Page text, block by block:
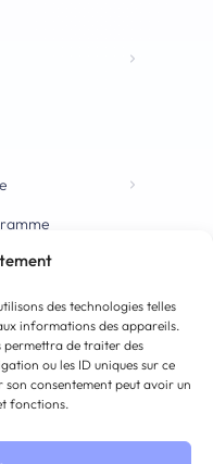
des technologies telles
informations des appareils.
permettra de traiter des
ou les ID uniques sur ce
consentement peut avoir un
fonctions.